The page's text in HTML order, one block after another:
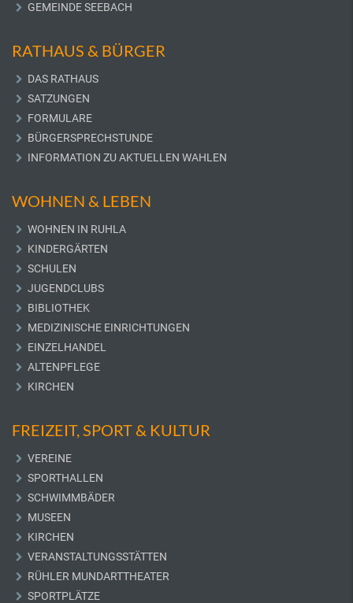
GEMEINDE SEEBACH
RATHAUS & BÜRGER
DAS RATHAUS
SATZUNGEN
FORMULARE
BÜRGERSPRECHSTUNDE
INFORMATION ZU AKTUELLEN WAHLEN
WOHNEN & LEBEN
WOHNEN IN RUHLA
KINDERGÄRTEN
SCHULEN
JUGENDCLUBS
BIBLIOTHEK
MEDIZINISCHE EINRICHTUNGEN
EINZELHANDEL
ALTENPFLEGE
KIRCHEN
FREIZEIT, SPORT & KULTUR
VEREINE
SPORTHALLEN
SCHWIMMBÄDER
MUSEEN
KIRCHEN
VERANSTALTUNGSSTÄTTEN
RÜHLER MUNDARTTHEATER
SPORTPLÄTZE